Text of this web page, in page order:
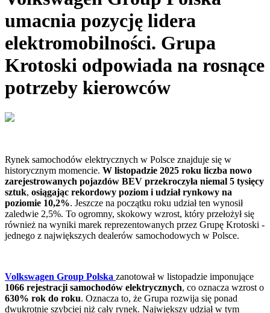
umacnia pozycję lidera
elektromobilności. Grupa
Krotoski odpowiada na rosnące
potrzeby kierowców
Rynek samochodów elektrycznych w Polsce znajduje się w
historycznym momencie. W listopadzie 2025 roku liczba nowo
zarejestrowanych pojazdów BEV przekroczyła niemal 5 tysięcy
sztuk, osiągając rekordowy poziom i udział rynkowy na
poziomie 10,2%. Jeszcze na początku roku udział ten wynosił
zaledwie 2,5%. To ogromny, skokowy wzrost, który przełożył się
również na wyniki marek reprezentowanych przez Grupę Krotoski -
jednego z największych dealerów samochodowych w Polsce.
Volkswagen Group Polska zanotował w listopadzie imponujące
1066 rejestracji samochodów elektrycznych, co oznacza wzrost o
630% rok do roku. Oznacza to, że Grupa rozwija się ponad
dwukrotnie szybciej niż cały rynek. Największy udział w tym